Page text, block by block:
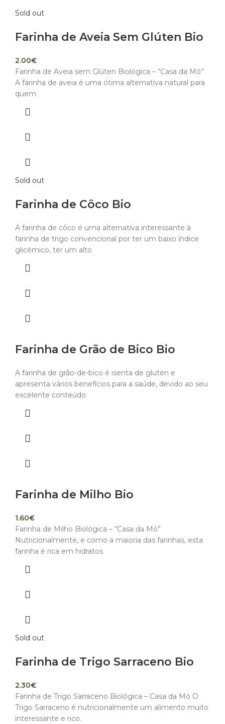
Sold out
Farinha de Aveia Sem Glúten Bio
2.00€
Farinha de Aveia sem Glúten Biológica – “Casa da Mó”
A farinha de aveia é uma ótima alternativa natural para
quem
Sold out
Farinha de Côco Bio
A farinha de côco é uma alternativa interessante à
farinha de trigo convencional por ter um baixo índice
glicémico, ter um alto
Farinha de Grão de Bico Bio
A farinha de grão-de-bico é isenta de gluten e
apresenta vários benefícios para a saúde, devido ao seu
excelente conteúdo
Farinha de Milho Bio
1.60€
Farinha de Milho Biológica – “Casa da Mó”
Nutricionalmente, e como a maioria das farinhas, esta
farinha é rica em hidratos
Sold out
Farinha de Trigo Sarraceno Bio
2.30€
Farinha de Trigo Sarraceno Biológica – Casa da Mó O
Trigo Sarraceno é nutricionalmente um alimento muito
interessante e rico.